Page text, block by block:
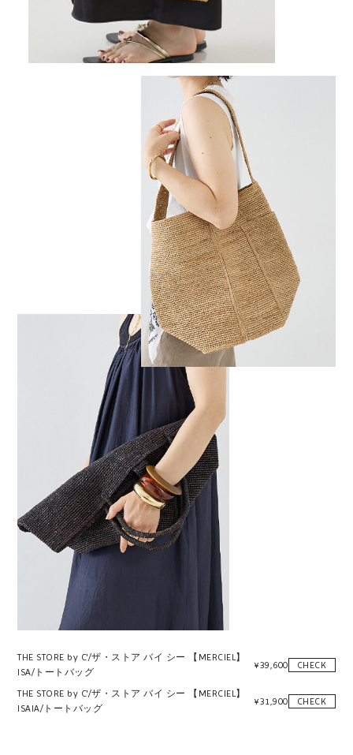
THE STORE by C'/ザ・ストア バイ シー 【MERCIEL】
ISA/トートバッグ
¥39,600 CHECK
THE STORE by C'/ザ・ストア バイ シー 【MERCIEL】
ISAIA/トートバッグ
¥31,900 CHECK